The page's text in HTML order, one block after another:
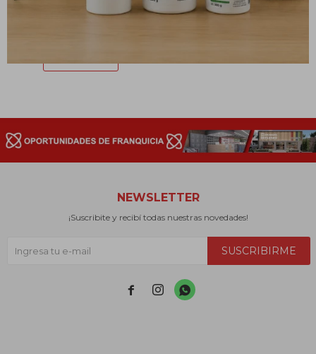
Glucosa en Pasta - 500 g
NEWSLETTER
¡Suscribite y recibí todas nuestras novedades!
SUSCRIBIRME
  